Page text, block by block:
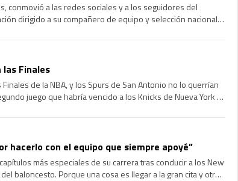
conmovió a las redes sociales y a los seguidores del
dirigido a su compañero de equipo y selección nacional,
Finales
de la NBA, y los Spurs de San Antonio no lo querrían
juego que habría vencido a los Knicks de Nueva York e
hacerlo con el equipo que siempre apoyé”
más especiales de su carrera tras conducir a los New
baloncesto. Porque una cosa es llegar a la gran cita y otra